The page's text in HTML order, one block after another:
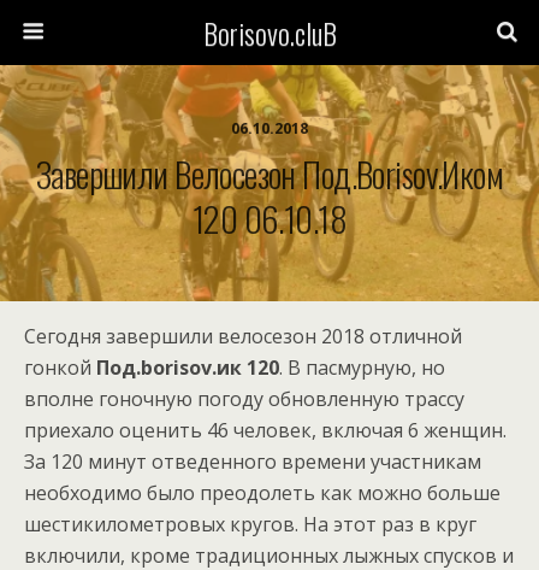
Borisovo.cluB
06.10.2018
Завершили Велосезон Под.borisov.иком
120 06.10.18
Сегодня завершили велосезон 2018 отличной
гонкой Под.borisov.ик 120. В пасмурную, но
вполне гоночную погоду обновленную трассу
приехало оценить 46 человек, включая 6 женщин.
За 120 минут отведенного времени участникам
необходимо было преодолеть как можно больше
шестикилометровых кругов. На этот раз в круг
включили, кроме традиционных лыжных спусков и